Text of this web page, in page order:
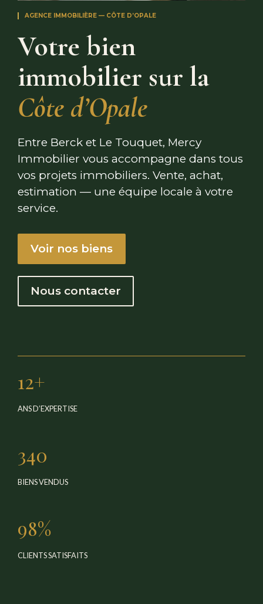
AGENCE IMMOBILIÈRE — CÔTE D’OPALE
Votre bien
immobilier sur la
Côte d’Opale
Entre Berck et Le Touquet, Mercy
Immobilier vous accompagne dans tous
vos projets immobiliers. Vente, achat,
estimation — une équipe locale à votre
service.
Voir nos biens
Nous contacter
12+
ANS D’EXPERTISE
340
BIENS VENDUS
98%
CLIENTS SATISFAITS